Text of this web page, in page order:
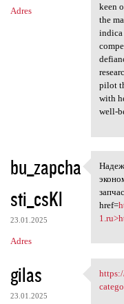
Adres
keen
the
indica
pilot
with
well-
bu_zapcha
sti_csKl
23.01.2025
Adres
href=
gilas
23.01.2025